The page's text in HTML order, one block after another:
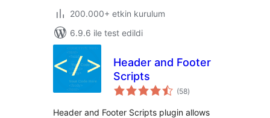
200.000+ etkin kurulum
6.9.6 ile test edildi
Header and Footer
Scripts
(58toplam
puan
)
Header and Footer Scripts plugin allows